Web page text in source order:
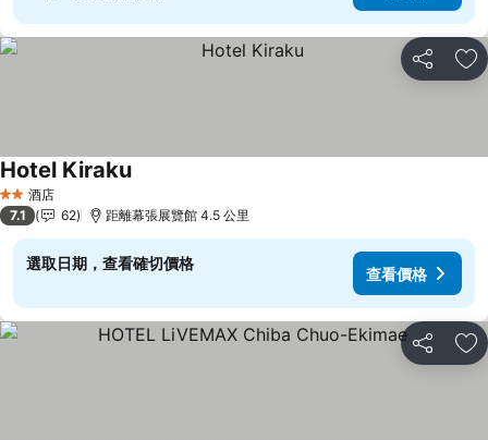
分享 放
2 星級酒店
Hotel Kiraku
7.1 62 距離幕張展覽館 4.5 公里
選取日期，查看確切價格
查看價格
分享 放